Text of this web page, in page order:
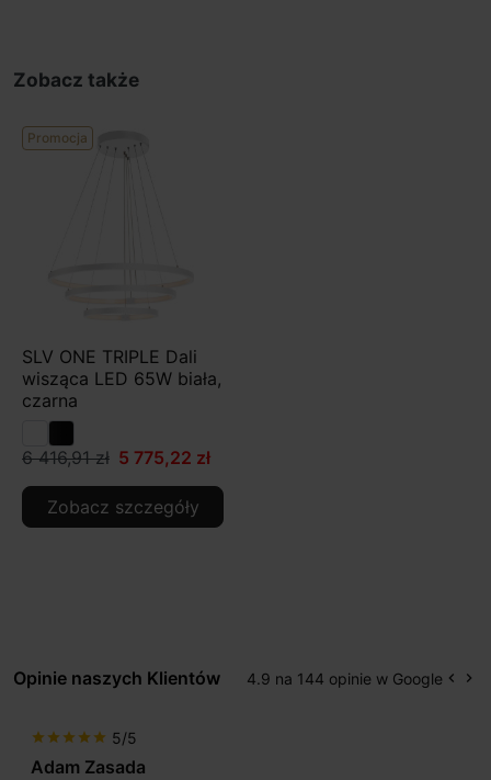
Zobacz także
Promocja
SLV ONE TRIPLE Dali
wisząca LED 65W biała,
czarna
6 416,91 zł 5 775,22 zł
Zobacz szczegóły
Opinie naszych Klientów 4.9 na 144 opinie w Google keyboard_arrow_left keyboard_arrow_right
star star star star star 5/5
Adam Zasada